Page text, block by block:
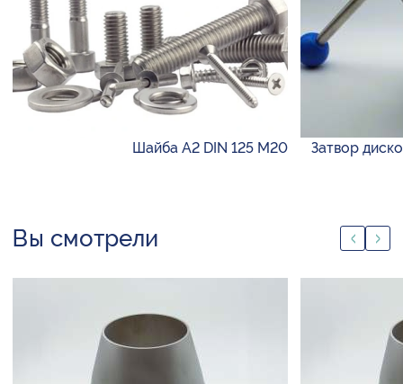
Шайба А2 DIN 125 М20 Затвор
Вы смотрели